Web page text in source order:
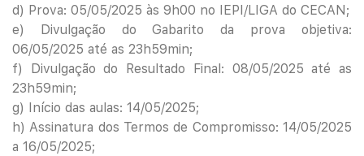
d) Prova: 05/05/2025 às 9h00 no IEPI/LIGA do CECAN;
e) Divulgação do Gabarito da prova objetiva:
06/05/2025 até as 23h59min;
f) Divulgação do Resultado Final: 08/05/2025 até as
23h59min;
g) Início das aulas: 14/05/2025;
h) Assinatura dos Termos de Compromisso: 14/05/2025
a 16/05/2025;